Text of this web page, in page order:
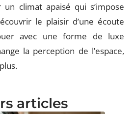
un climat apaisé qui s’impose
le plaisir d’une écoute
avec une forme de luxe
la perception de l’espace,
articles